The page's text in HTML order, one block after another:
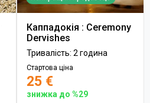
Каппадокія : Ceremony
Dervishes
Тривалість: 2 година
Стартова ціна
25 €
знижка до %29